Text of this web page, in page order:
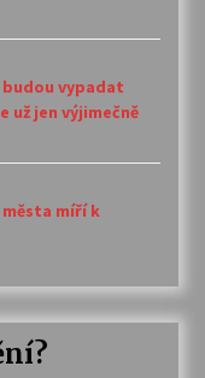
vypadat
už jen výjimečně
míří k